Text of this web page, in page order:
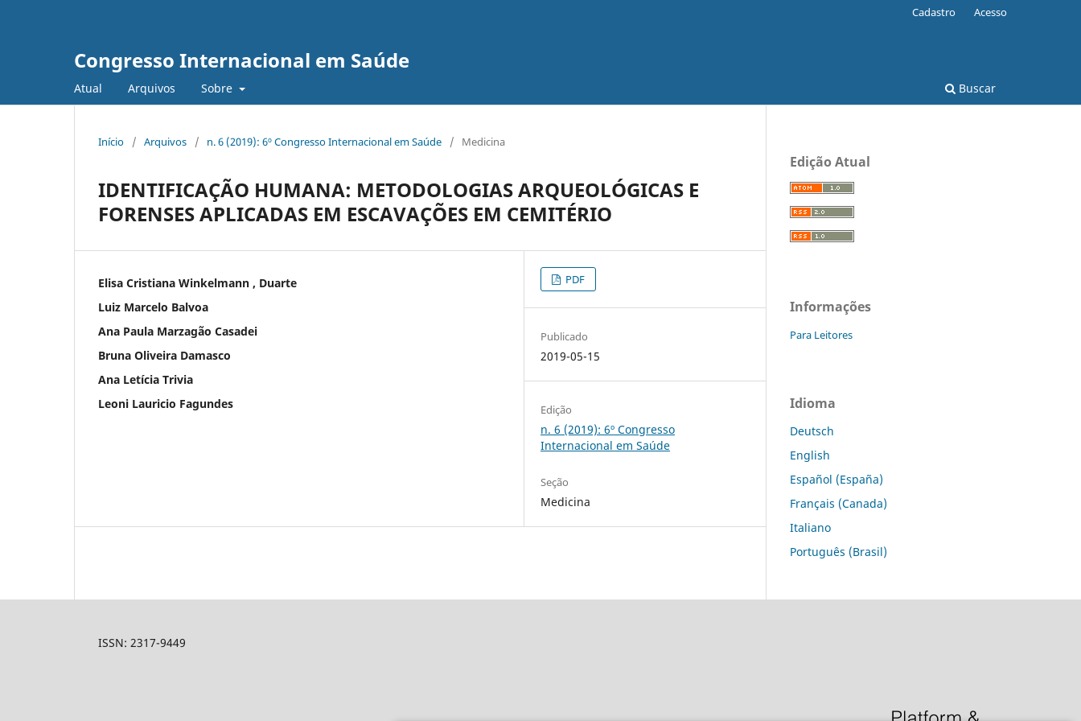
Congresso Internacional em Saúde
Atual Arquivos Sobre Buscar
Cadastro Acesso
Início / Arquivos / n. 6 (2019): 6º Congresso Internacional em Saúde / Medicina
IDENTIFICAÇÃO HUMANA: METODOLOGIAS ARQUEOLÓGICAS E
FORENSES APLICADAS EM ESCAVAÇÕES EM CEMITÉRIO
Elisa Cristiana Winkelmann , Duarte
Luiz Marcelo Balvoa
Ana Paula Marzagão Casadei
Bruna Oliveira Damasco
Ana Letícia Trivia
Leoni Lauricio Fagundes
PDF
Publicado
2019-05-15
Edição
n. 6 (2019): 6º Congresso
Internacional em Saúde
Seção
Medicina
Edição Atual
Informações
Para Leitores
Idioma
Deutsch
English
Español (España)
Français (Canada)
Italiano
Português (Brasil)
ISSN: 2317-9449